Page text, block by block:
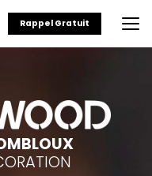
Rappel Gratuit